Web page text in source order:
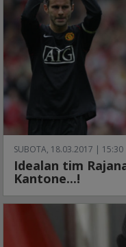
SUBOTA, 18.03.2017 | 15:30
Idealan tim
Kantone...!